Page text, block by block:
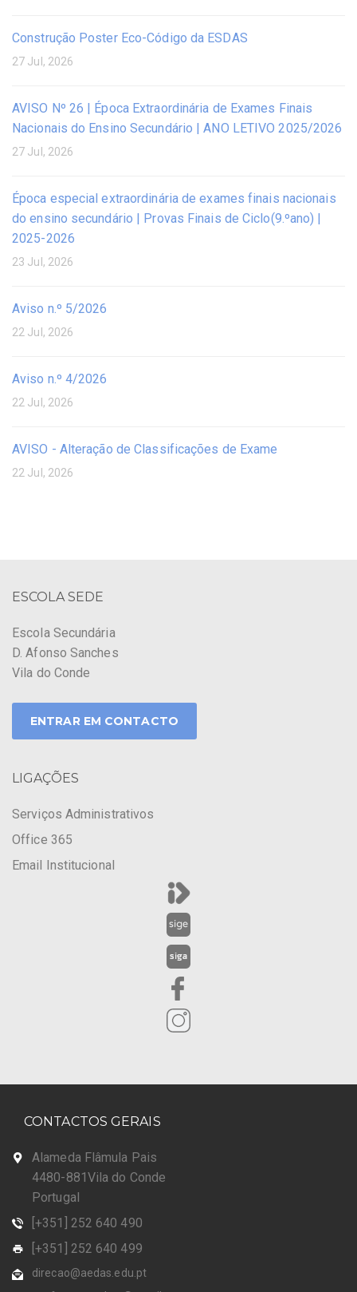
Construção Poster Eco-Código da ESDAS
27 Jul, 2026
AVISO Nº 26 | Época Extraordinária de Exames Finais
Nacionais do Ensino Secundário | ANO LETIVO 2025/2026
27 Jul, 2026
Época especial extraordinária de exames finais nacionais
do ensino secundário | Provas Finais de Ciclo(9.ºano) |
2025-2026
23 Jul, 2026
Aviso n.º 5/2026
22 Jul, 2026
Aviso n.º 4/2026
22 Jul, 2026
AVISO - Alteração de Classificações de Exame
22 Jul, 2026
ESCOLA SEDE
Escola Secundária
D. Afonso Sanches
Vila do Conde
ENTRAR EM CONTACTO
LIGAÇÕES
Serviços Administrativos
Office 365
Email Institucional
CONTACTOS GERAIS
Alameda Flâmula Pais
4480-881Vila do Conde
Portugal
[+351] 252 640 490
[+351] 252 640 499
direcao@aedas.edu.pt